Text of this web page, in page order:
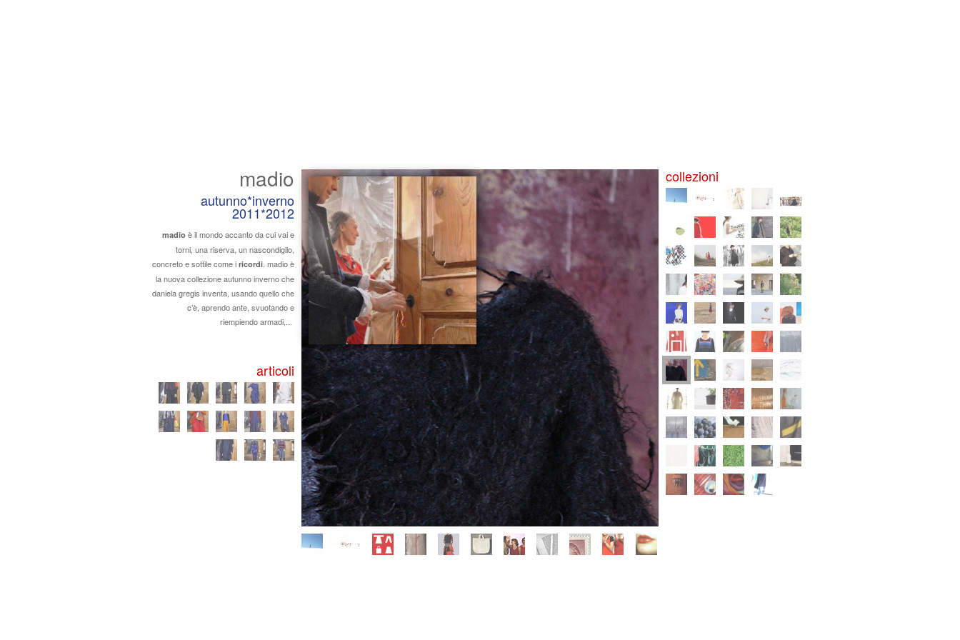
madio
autunno*inverno
2011*2012
madio è il mondo accanto da cui vai e
torni, una riserva, un nascondiglio,
concreto e sottile come i ricordi . madio è
la nuova collezione autunno inverno che
daniela gregis inventa, usando quello che
c’è, aprendo ante, svuotando e
riempiendo armadi,...
articoli
collezioni